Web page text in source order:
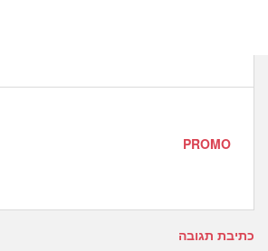
PROMO
כתיבת תגובה